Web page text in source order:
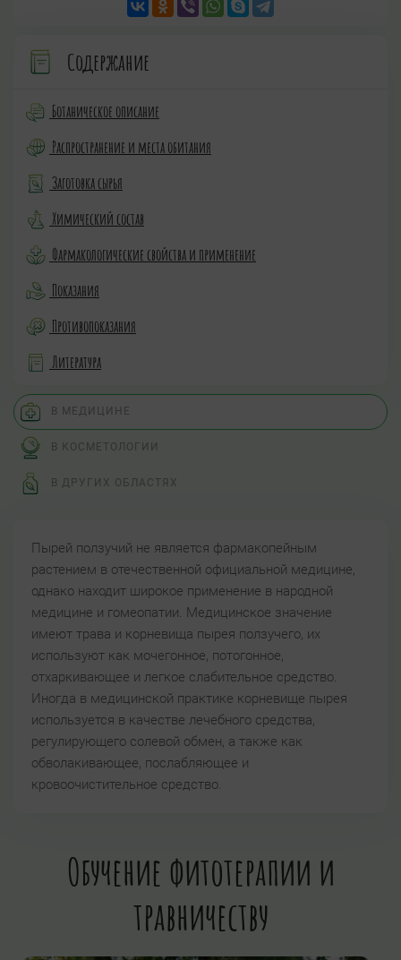
Содержание
Ботаническое описание
Распространение и места обитания
Заготовка сырья
Химический состав
Фармакологические свойства и применение
Показания
Противопоказания
Литература
В МЕДИЦИНЕ
В КОСМЕТОЛОГИИ
В ДРУГИХ ОБЛАСТЯХ
Пырей ползучий не является фармакопейным
растением в отечественной официальной медицине,
однако находит широкое применение в народной
медицине и гомеопатии. Медицинское значение
имеют трава и корневища пырея ползучего, их
используют как мочегонное, потогонное,
отхаркивающее и легкое слабительное средство.
Иногда в медицинской практике корневище пырея
используется в качестве лечебного средства,
регулирующего солевой обмен, а также как
обволакивающее, послабляющее и
кровоочистительное средство.
Обучение фитотерапии и
травничеству